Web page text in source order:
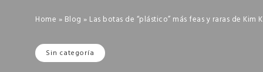
Home » Blog » Las botas de “plástico” más feas y raras de Kim
Sin categoría